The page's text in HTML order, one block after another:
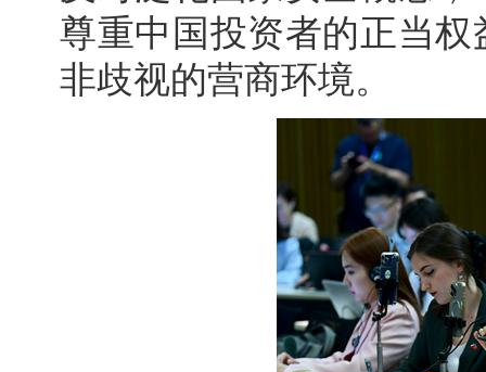
尊重中国投资者的正当
非歧视的营商环境。